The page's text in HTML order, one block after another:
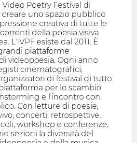
Poetry Festival di
uno spazio pubblico
creativa di tutte le
della poesia visiva
L'IVPF esiste dal 2011. È
piattaforme
videopoesia. Ogni anno
cinematografici,
di festival di tutto
per lo scambio
e l'incontro con
Con letture di poesie,
concerti, retrospettive,
workshop e conferenze,
sezioni la diversità del